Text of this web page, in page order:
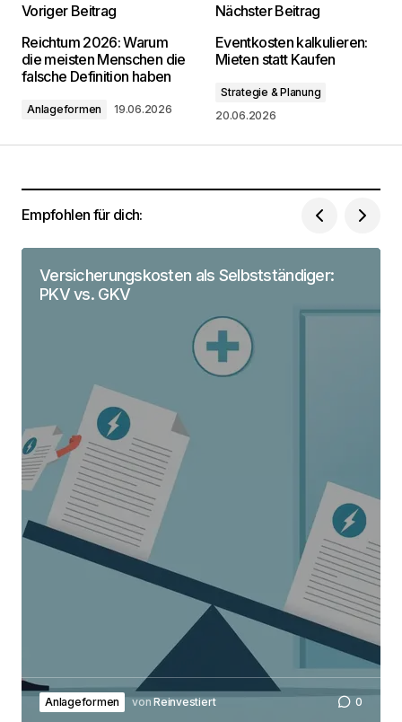
Deine E-Mail-Adresse wird nicht
veröffentlicht. Erforderliche Felder sind mit*
markiert
Kommentar*
Dein Name*
Deine Email Adresse*
Name, E-Mail-Adresse und Website in diesem
Browser für meinen nächsten Kommentar
Submit Comment
Voriger Beitrag
Reichtum 2026: Warum
die meisten Menschen die
falsche Definition haben
Anlageformen 19.06.2026
Nächster Beitrag
Eventkosten kalkulieren:
Mieten statt Kaufen
Strategie & Planung
20.06.2026
Empfohlen für dich:
Versicherungskosten als Selbstständiger:
PKV vs. GKV
Anlageformen vonReinvestiert 0